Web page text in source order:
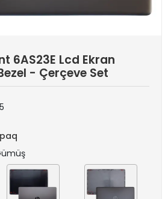
6AS23E Lcd Ekran
- Çerçeve Set